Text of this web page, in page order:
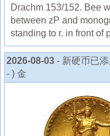
Drachm 153/152. Bee
between zP and
standing to r. in front of
2026-08-03 - 新硬币已
- ) 金